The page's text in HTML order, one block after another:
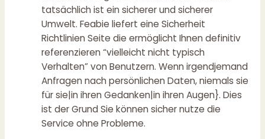
tatsächlich ist ein sicherer und sicherer
Umwelt. Feabie liefert eine Sicherheit
Richtlinien Seite die ermöglicht Ihnen definitiv
referenzieren “vielleicht nicht typisch
Verhalten” von Benutzern. Wenn irgendjemand
Anfragen nach persönlichen Daten, niemals sie
für sie|in ihren Gedanken|in ihren Augen}. Dies
ist der Grund Sie können sicher nutze die
Service ohne Probleme.